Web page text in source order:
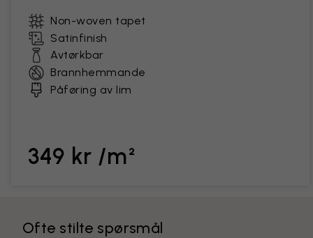
Non-woven tapet
Satinfinish
Avtørkbar
Brannhemmande
Påføring av lim
349 kr /m²
Ofte stilte spørsmål